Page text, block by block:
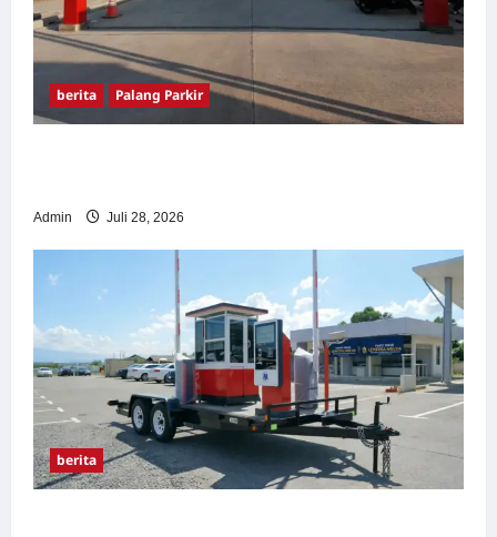
berita Palang Parkir
Admin Juli 28, 2026
berita